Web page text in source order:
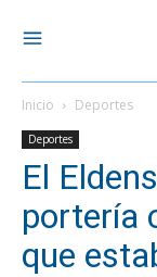
Inicio Deportes
Deportes
El
portería
que